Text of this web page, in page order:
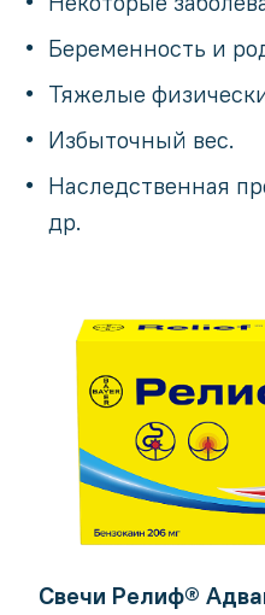
Беременность и
Тяжелые
Избыточный вес.
Наследственная
др.
Свечи Релиф®